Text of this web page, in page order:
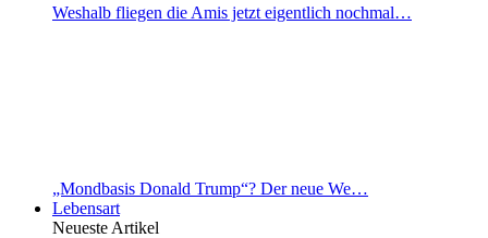
Weshalb fliegen die Amis jetzt eigentlich nochmal…
„Mondbasis Donald Trump“? Der neue We…
Lebensart
Neueste Artikel